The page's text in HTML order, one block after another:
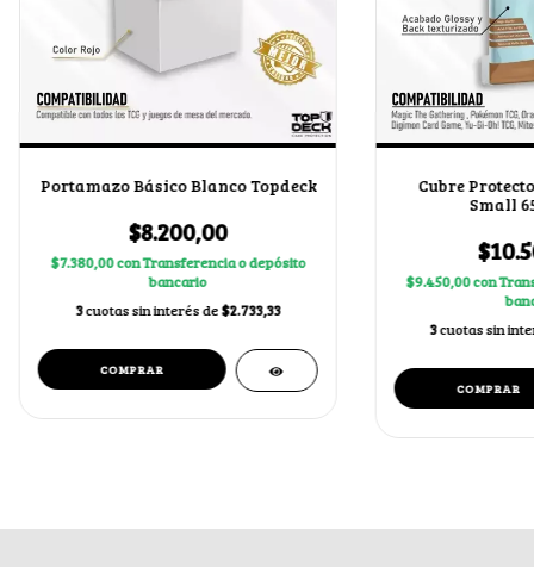
Portamazo Básico Blanco Topdeck
$8.200,00
$7.380,00conTransferencia o depósito
bancario
3cuotas sin interés de$2.733,33
Cubre
Small
$9.450,00con
3cuotas sin